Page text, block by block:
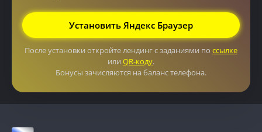
Установить Яндекс Браузер
После установки откройте лендинг с заданиями по ссылке
или QR-коду.
Бонусы зачисляются на баланс телефона.